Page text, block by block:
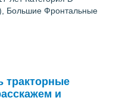
Большие Фронтальные
тракторные
и